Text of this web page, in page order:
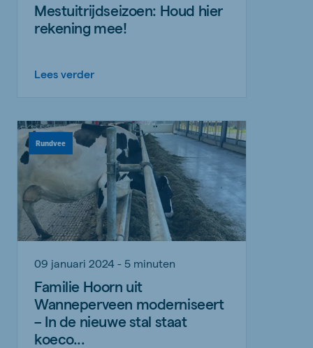
Mestuitrijdseizoen: Houd hier
rekening mee!
Lees verder
Rundvee
09 januari 2024 - 5 minuten
Familie Hoorn uit
Wanneperveen moderniseert
– In de nieuwe stal staat
koeco...